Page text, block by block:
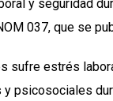
y seguridad
037, que se
sufre estrés
psicosociales